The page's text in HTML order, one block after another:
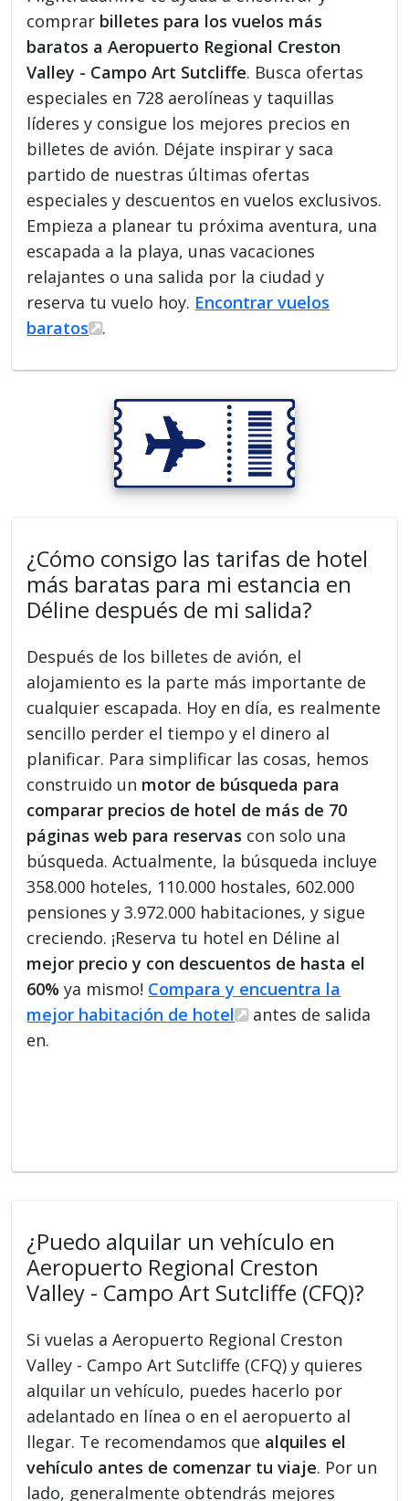
comprar billetes para los vuelos más
baratos a Aeropuerto Regional Creston
Valley - Campo Art Sutcliffe. Busca ofertas
especiales en 728 aerolíneas y taquillas
líderes y consigue los mejores precios en
billetes de avión. Déjate inspirar y saca
partido de nuestras últimas ofertas
especiales y descuentos en vuelos exclusivos.
Empieza a planear tu próxima aventura, una
escapada a la playa, unas vacaciones
relajantes o una salida por la ciudad y
reserva tu vuelo hoy. Encontrar vuelos
baratos
.
¿Cómo consigo las tarifas de hotel
más baratas para mi estancia en
Déline después de mi salida?
Después de los billetes de avión, el
alojamiento es la parte más importante de
cualquier escapada. Hoy en día, es realmente
sencillo perder el tiempo y el dinero al
planificar. Para simplificar las cosas, hemos
construido un motor de búsqueda para
comparar precios de hotel de más de 70
páginas web para reservas con solo una
búsqueda. Actualmente, la búsqueda incluye
358.000 hoteles, 110.000 hostales, 602.000
pensiones y 3.972.000 habitaciones, y sigue
creciendo. ¡Reserva tu hotel en Déline al
mejor precio y con descuentos de hasta el
60% ya mismo! Compara y encuentra la
mejor habitación de hotel
antes de salida
en.
¿Puedo alquilar un vehículo en
Aeropuerto Regional Creston
Valley - Campo Art Sutcliffe (CFQ)?
Si vuelas a Aeropuerto Regional Creston
Valley - Campo Art Sutcliffe (CFQ) y quieres
alquilar un vehículo, puedes hacerlo por
adelantado en línea o en el aeropuerto al
llegar. Te recomendamos que alquiles el
vehículo antes de comenzar tu viaje. Por un
lado, generalmente obtendrás mejores